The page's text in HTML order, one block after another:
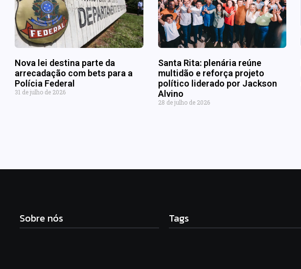
Nova lei destina parte da
arrecadação com bets para a
Polícia Federal
31 de julho de 2026
Santa Rita: plenária reúne
multidão e reforça projeto
político liderado por Jackson
Alvino
28 de julho de 2026
Sobre nós Tags